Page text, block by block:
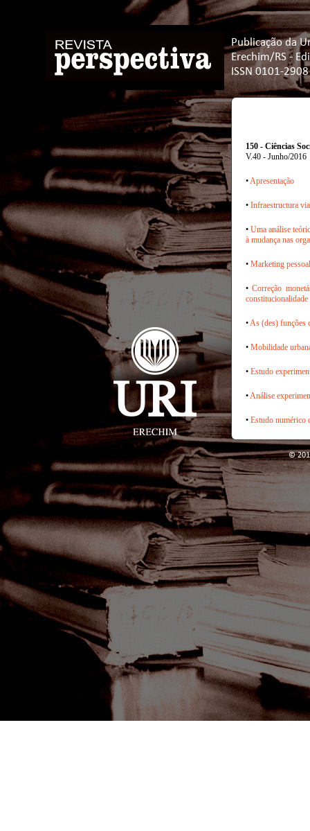
Publicação da
Erechim/RS -
ISSN 0101-2908
150 - Ciências
V.40 - Junho/2016
•Apresentação
• Infraestructura
•Uma análise
à mudança nas
• Marketing
•Correção
constitucionalidade
•As (des) funções
• Mobilidade
• Estudo
•Análise
• Estudo numérico
©